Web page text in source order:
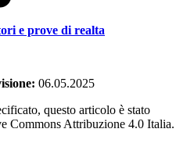
e prove di realta
06.05.2025
questo articolo è stato
Commons Attribuzione 4.0 Italia.